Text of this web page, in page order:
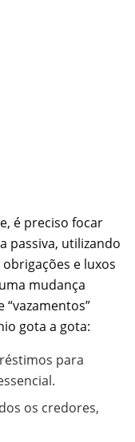
é preciso focar
passiva, utilizando
e luxos
mudança
gota a gota:
para
os credores,